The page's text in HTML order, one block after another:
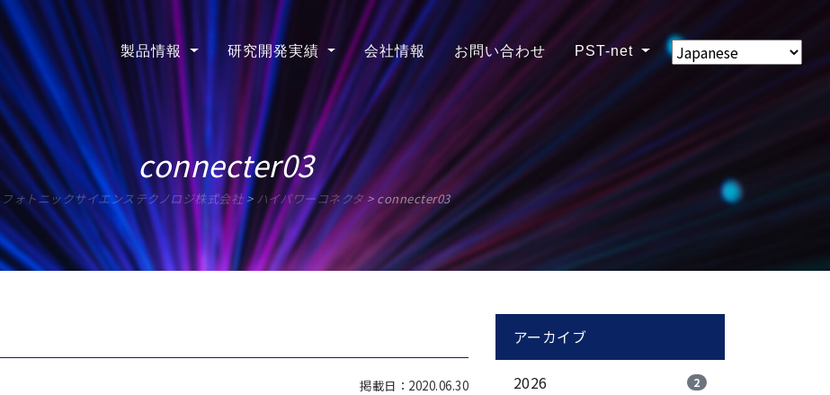
製品情報 研究開発実績 会社情報 お問い合わせ PST-net
connecter03
フォトニックサイエンステクノロジ株式会社> ハイパワーコネクタ> connecter03
掲載日：2020.06.30
アーカイブ
2026 2